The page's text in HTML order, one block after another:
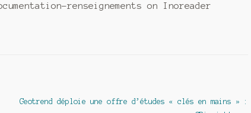
renseignements on Inoreader
Article
Geotrend déploie une offre d’études « clés en mains » :